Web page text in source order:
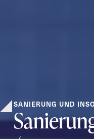
SANIERUNG UND